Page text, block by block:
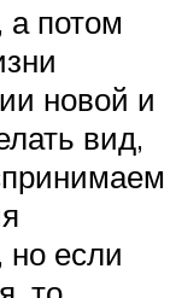
потом
новой и
вид,
но если